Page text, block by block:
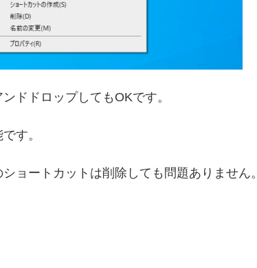
ドドロップしてもOKです。
す。
ョートカットは削除しても問題ありません。